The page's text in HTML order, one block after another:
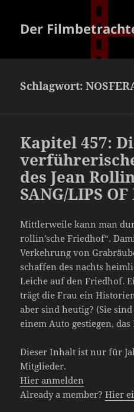
Der
Schlagwort:
Kapitel 457:
des Jean
SANG/LIPS
Mittlerweile kann man
rollin’sche Friedhof“.
Verkehrung von
schaffen des nachts
Leiche auf den Friedhof.
trägt die Frau ein
aber sind heutig? (Sie
einem Auto gestiegen,
Dieser Inhalt ist nur für
Mitglieder.
Hier anmelden
Already a member?Hier